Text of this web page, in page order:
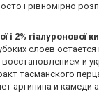
і рівномірно
і 2%
слоев
и
тасманского
аргинина и